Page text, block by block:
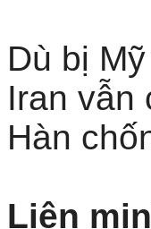
Dù bị
Iran vẫn
Hàn
Liên